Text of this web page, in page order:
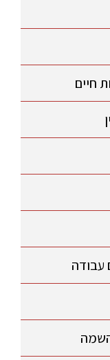
חיים
עבודה